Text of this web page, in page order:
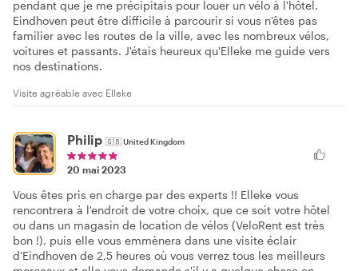
pendant que je me précipitais pour louer un vélo à l'hôtel.
Eindhoven peut être difficile à parcourir si vous n'êtes pas
familier avec les routes de la ville, avec les nombreux vélos,
voitures et passants. J'étais heureux qu'Elleke me guide vers
nos destinations.
Visite agréable avec Elleke
Philip 🇬🇧United Kingdom
20 mai 2023
Vous êtes pris en charge par des experts !! Elleke vous
rencontrera à l'endroit de votre choix, que ce soit votre hôtel
ou dans un magasin de location de vélos (VeloRent est très
bon !), puis elle vous emmènera dans une visite éclair
d'Eindhoven de 2,5 heures où vous verrez tous les meilleurs